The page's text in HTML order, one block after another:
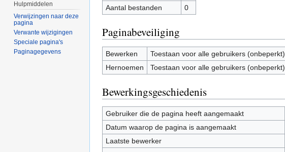
Aantal bestanden
0
Paginabeveiliging
Bewerken
Toestaan voor alle gebruikers (onbeperkt)
Hernoemen
Toestaan voor alle gebruikers (onbeperkt)
Bewerkingsgeschiedenis
Gebruiker die de pagina heeft aangemaakt
Datum waarop de pagina is aangemaakt
Laatste bewerker
Hulpmiddelen
Verwijzingen naar deze
pagina
Verwante wijzigingen
Speciale pagina's
Paginagegevens